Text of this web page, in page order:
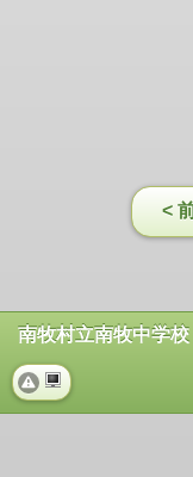
<
南牧村立南牧中学校